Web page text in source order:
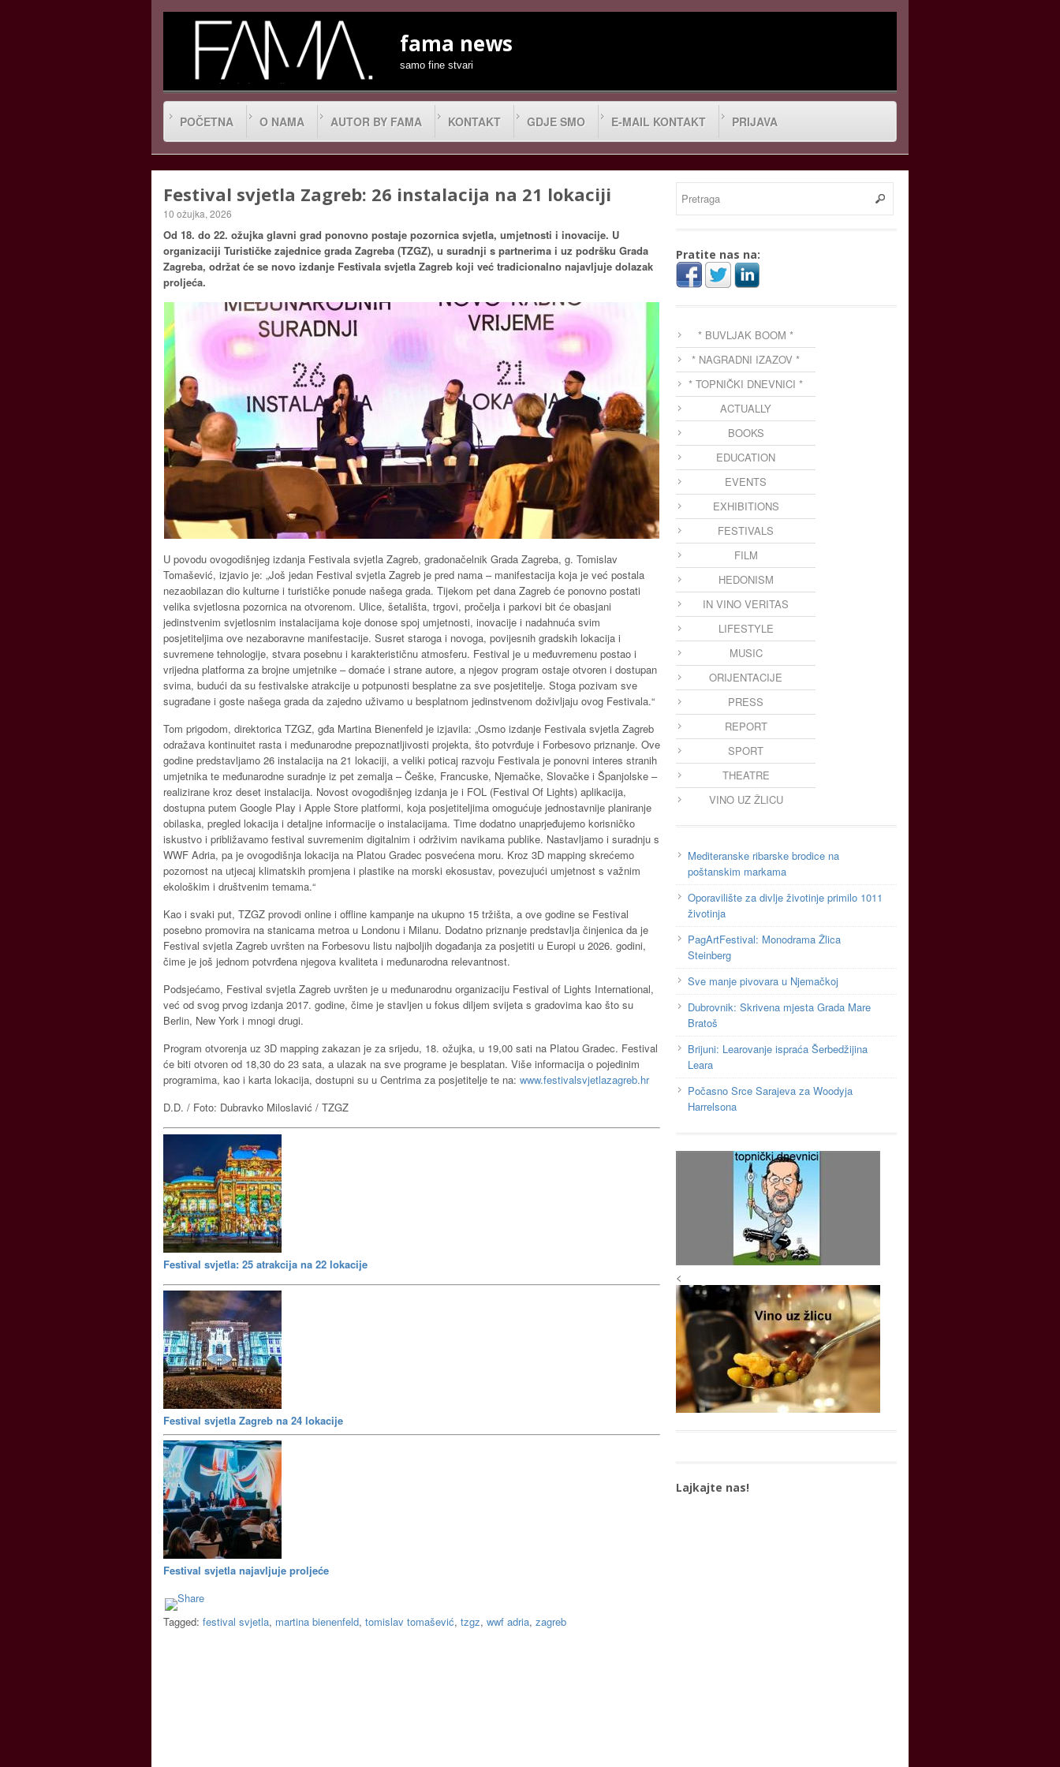
fama news
samo fine stvari
POČETNA O NAMA AUTOR BY FAMA KONTAKT GDJE SMO E-MAIL KONTAKT PRIJAVA
Festival svjetla Zagreb: 26 instalacija na 21 lokaciji
10 ožujka, 2026
Od 18. do 22. ožujka glavni grad ponovno postaje pozornica svjetla, umjetnosti i inovacije. U
organizaciji Turističke zajednice grada Zagreba (TZGZ), u suradnji s partnerima i uz podršku Grada
Zagreba, održat će se novo izdanje Festivala svjetla Zagreb koji već tradicionalno najavljuje dolazak
proljeća.
U povodu ovogodišnjeg izdanja Festivala svjetla Zagreb, gradonačelnik Grada Zagreba, g. Tomislav
Tomašević, izjavio je: „Još jedan Festival svjetla Zagreb je pred nama – manifestacija koja je već postala
nezaobilazan dio kulturne i turističke ponude našega grada. Tijekom pet dana Zagreb će ponovno postati
velika svjetlosna pozornica na otvorenom. Ulice, šetališta, trgovi, pročelja i parkovi bit će obasjani
jedinstvenim svjetlosnim instalacijama koje donose spoj umjetnosti, inovacije i nadahnuća svim
posjetiteljima ove nezaboravne manifestacije. Susret staroga i novoga, povijesnih gradskih lokacija i
suvremene tehnologije, stvara posebnu i karakterističnu atmosferu. Festival je u međuvremenu postao i
vrijedna platforma za brojne umjetnike – domaće i strane autore, a njegov program ostaje otvoren i dostupan
svima, budući da su festivalske atrakcije u potpunosti besplatne za sve posjetitelje. Stoga pozivam sve
sugrađane i goste našega grada da zajedno uživamo u besplatnom jedinstvenom doživljaju ovog Festivala.“
Tom prigodom, direktorica TZGZ, gđa Martina Bienenfeld je izjavila: „Osmo izdanje Festivala svjetla Zagreb
odražava kontinuitet rasta i međunarodne prepoznatljivosti projekta, što potvrđuje i Forbesovo priznanje. Ove
godine predstavljamo 26 instalacija na 21 lokaciji, a veliki poticaj razvoju Festivala je ponovni interes stranih
umjetnika te međunarodne suradnje iz pet zemalja – Češke, Francuske, Njemačke, Slovačke i Španjolske –
realizirane kroz deset instalacija. Novost ovogodišnjeg izdanja je i FOL (Festival Of Lights) aplikacija,
dostupna putem Google Play i Apple Store platformi, koja posjetiteljima omogućuje jednostavnije planiranje
obilaska, pregled lokacija i detaljne informacije o instalacijama. Time dodatno unaprjeđujemo korisničko
iskustvo i približavamo festival suvremenim digitalnim i održivim navikama publike. Nastavljamo i suradnju s
WWF Adria, pa je ovogodišnja lokacija na Platou Gradec posvećena moru. Kroz 3D mapping skrećemo
pozornost na utjecaj klimatskih promjena i plastike na morski ekosustav, povezujući umjetnost s važnim
ekološkim i društvenim temama.“
Kao i svaki put, TZGZ provodi online i offline kampanje na ukupno 15 tržišta, a ove godine se Festival
posebno promovira na stanicama metroa u Londonu i Milanu. Dodatno priznanje predstavlja činjenica da je
Festival svjetla Zagreb uvršten na Forbesovu listu najboljih događanja za posjetiti u Europi u 2026. godini,
čime je još jednom potvrđena njegova kvaliteta i međunarodna relevantnost.
Podsjećamo, Festival svjetla Zagreb uvršten je u međunarodnu organizaciju Festival of Lights International,
već od svog prvog izdanja 2017. godine, čime je stavljen u fokus diljem svijeta s gradovima kao što su
Berlin, New York i mnogi drugi.
Program otvorenja uz 3D mapping zakazan je za srijedu, 18. ožujka, u 19,00 sati na Platou Gradec. Festival
će biti otvoren od 18,30 do 23 sata, a ulazak na sve programe je besplatan. Više informacija o pojedinim
programima, kao i karta lokacija, dostupni su u Centrima za posjetitelje te na: www.festivalsvjetlazagreb.hr
D.D. / Foto: Dubravko Miloslavić / TZGZ
Festival svjetla: 25 atrakcija na 22 lokacije
Festival svjetla Zagreb na 24 lokacije
Festival svjetla najavljuje proljeće
Tagged: festival svjetla, martina bienenfeld, tomislav tomašević, tzgz, wwf adria, zagreb
Pratite nas na:
* BUVLJAK BOOM *
* NAGRADNI IZAZOV *
* TOPNIČKI DNEVNICI *
ACTUALLY
BOOKS
EDUCATION
EVENTS
EXHIBITIONS
FESTIVALS
FILM
HEDONISM
IN VINO VERITAS
LIFESTYLE
MUSIC
ORIJENTACIJE
PRESS
REPORT
SPORT
THEATRE
VINO UZ ŽLICU
Mediteranske ribarske brodice na
poštanskim markama
Oporavilište za divlje životinje primilo 1011
životinja
PagArtFestival: Monodrama Žlica
Steinberg
Sve manje pivovara u Njemačkoj
Dubrovnik: Skrivena mjesta Grada Mare
Bratoš
Brijuni: Learovanje ispraća Šerbedžijina
Leara
Počasno Srce Sarajeva za Woodyja
Harrelsona
<
Lajkajte nas!